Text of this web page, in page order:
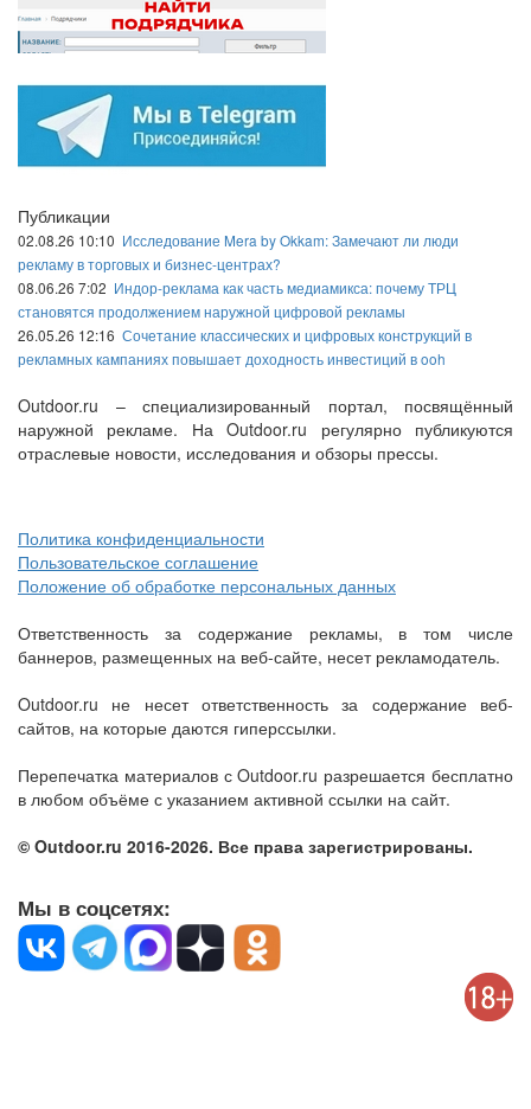
Публикации
02.08.26 10:10 Исследование Mera by Okkam: Замечают ли люди
рекламу в торговых и бизнес-центрах?
08.06.26 7:02 Индор-реклама как часть медиамикса: почему ТРЦ
становятся продолжением наружной цифровой рекламы
26.05.26 12:16 Сочетание классических и цифровых конструкций в
рекламных кампаниях повышает доходность инвестиций в ooh
Outdoor.ru – специализированный портал, посвящённый
наружной рекламе. На Outdoor.ru регулярно публикуются
отраслевые новости, исследования и обзоры прессы.
Политика конфиденциальности
Пользовательское соглашение
Положение об обработке персональных данных
Ответственность за содержание рекламы, в том числе
баннеров, размещенных на веб-сайте, несет рекламодатель.
Outdoor.ru не несет ответственность за содержание веб-
сайтов, на которые даются гиперссылки.
Перепечатка материалов с Outdoor.ru разрешается бесплатно
в любом объёме с указанием активной ссылки на сайт.
© Outdoor.ru 2016-2026. Все права зарегистрированы.
Мы в соцсетях: